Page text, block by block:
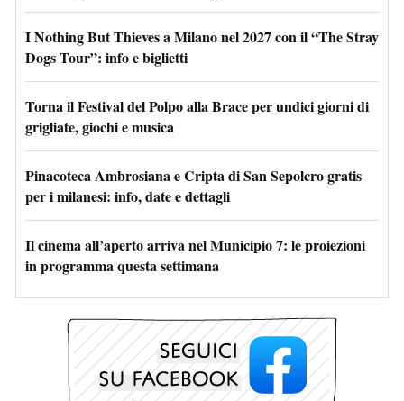
I Nothing But Thieves a Milano nel 2027 con il “The Stray
Dogs Tour”: info e biglietti
Torna il Festival del Polpo alla Brace per undici giorni di
grigliate, giochi e musica
Pinacoteca Ambrosiana e Cripta di San Sepolcro gratis
per i milanesi: info, date e dettagli
Il cinema all’aperto arriva nel Municipio 7: le proiezioni
in programma questa settimana